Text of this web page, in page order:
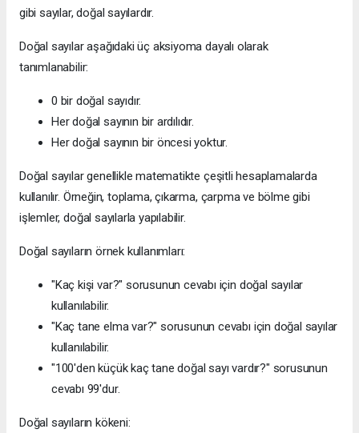
gibi sayılar, doğal sayılardır.
Doğal sayılar aşağıdaki üç aksiyoma dayalı olarak
tanımlanabilir:
0 bir doğal sayıdır.
Her doğal sayının bir ardılıdır.
Her doğal sayının bir öncesi yoktur.
Doğal sayılar genellikle matematikte çeşitli hesaplamalarda
kullanılır. Örneğin, toplama, çıkarma, çarpma ve bölme gibi
işlemler, doğal sayılarla yapılabilir.
Doğal sayıların örnek kullanımları:
"Kaç kişi var?" sorusunun cevabı için doğal sayılar
kullanılabilir.
"Kaç tane elma var?" sorusunun cevabı için doğal sayılar
kullanılabilir.
"100'den küçük kaç tane doğal sayı vardır?" sorusunun
cevabı 99'dur.
Doğal sayıların kökeni: